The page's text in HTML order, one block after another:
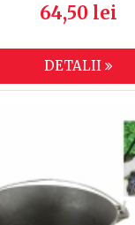
64,50 lei
DETALII